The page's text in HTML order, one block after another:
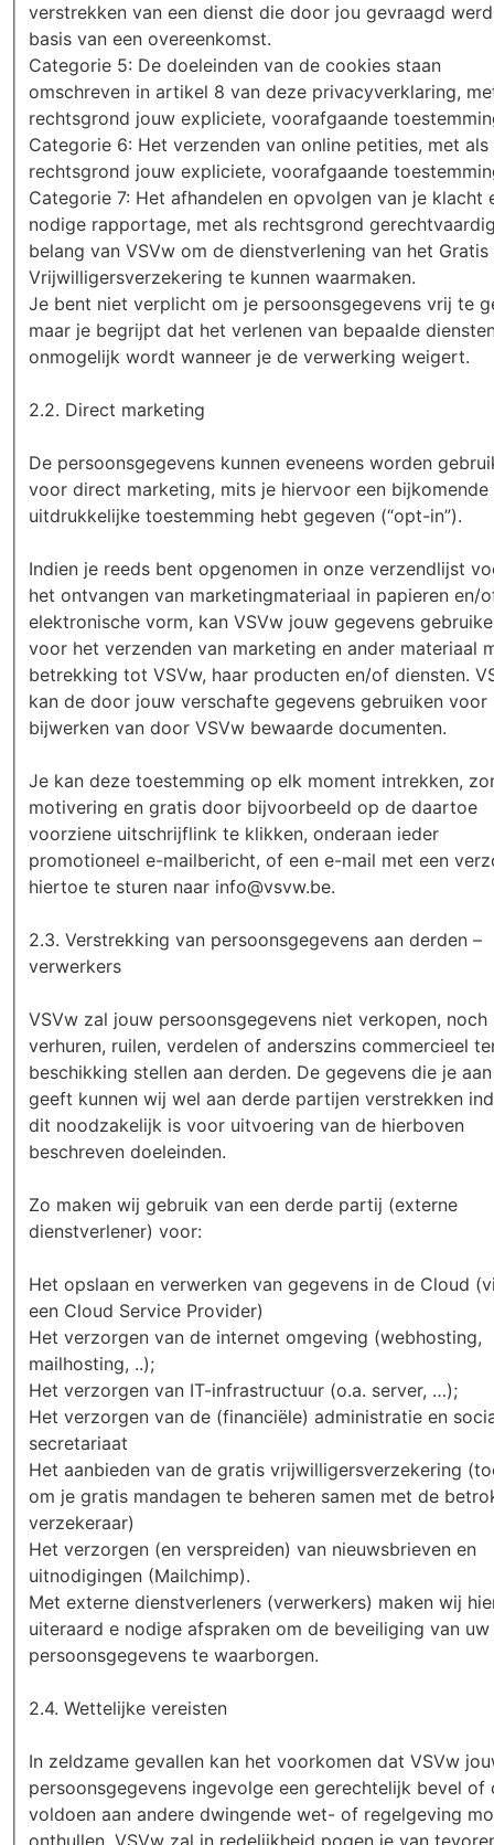
verstrekken van een dienst die door jou gevraagd
basis van een overeenkomst.
Categorie 5: De doeleinden van de cookies staan
omschreven in artikel 8 van deze privacyverklaring,
rechtsgrond jouw expliciete, voorafgaande
Categorie 6: Het verzenden van online petities, met als
rechtsgrond jouw expliciete, voorafgaande
Categorie 7: Het afhandelen en opvolgen van je klacht
nodige rapportage, met als rechtsgrond
belang van VSVw om de dienstverlening van het Gratis
Vrijwilligersverzekering te kunnen waarmaken.
Je bent niet verplicht om je persoonsgegevens vrij te
maar je begrijpt dat het verlenen van bepaalde
onmogelijk wordt wanneer je de verwerking weigert.
2.2. Direct marketing
De persoonsgegevens kunnen eveneens worden
voor direct marketing, mits je hiervoor een bijkomende
uitdrukkelijke toestemming hebt gegeven (“opt-in”).
Indien je reeds bent opgenomen in onze verzendlijst
het ontvangen van marketingmateriaal in papieren en/
elektronische vorm, kan VSVw jouw gegevens
voor het verzenden van marketing en ander materiaal
betrekking tot VSVw, haar producten en/of diensten.
kan de door jouw verschafte gegevens gebruiken voor
bijwerken van door VSVw bewaarde documenten.
Je kan deze toestemming op elk moment intrekken,
motivering en gratis door bijvoorbeeld op de daartoe
voorziene uitschrijflink te klikken, onderaan ieder
promotioneel e-mailbericht, of een e-mail met een
hiertoe te sturen naar info@vsvw.be.
2.3. Verstrekking van persoonsgegevens aan derden –
verwerkers
VSVw zal jouw persoonsgegevens niet verkopen, noch
verhuren, ruilen, verdelen of anderszins commercieel
beschikking stellen aan derden. De gegevens die je
geeft kunnen wij wel aan derde partijen verstrekken
dit noodzakelijk is voor uitvoering van de hierboven
beschreven doeleinden.
Zo maken wij gebruik van een derde partij (externe
dienstverlener) voor:
Het opslaan en verwerken van gegevens in de Cloud
een Cloud Service Provider)
Het verzorgen van de internet omgeving (webhosting,
mailhosting, ..);
Het verzorgen van IT-infrastructuur (o.a. server, …);
Het verzorgen van de (financiële) administratie en
secretariaat
Het aanbieden van de gratis vrijwilligersverzekering
om je gratis mandagen te beheren samen met de
verzekeraar)
Het verzorgen (en verspreiden) van nieuwsbrieven en
uitnodigingen (Mailchimp).
Met externe dienstverleners (verwerkers) maken wij
uiteraard e nodige afspraken om de beveiliging van uw
persoonsgegevens te waarborgen.
2.4. Wettelijke vereisten
In zeldzame gevallen kan het voorkomen dat VSVw
persoonsgegevens ingevolge een gerechtelijk bevel of
voldoen aan andere dwingende wet- of regelgeving